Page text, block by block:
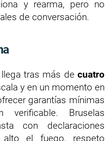
y rearma, pero no
de conversación.
tras más de cuatro
y en un momento en
garantías mínimas
verificable. Bruselas
con declaraciones
alto el fuego, respeto